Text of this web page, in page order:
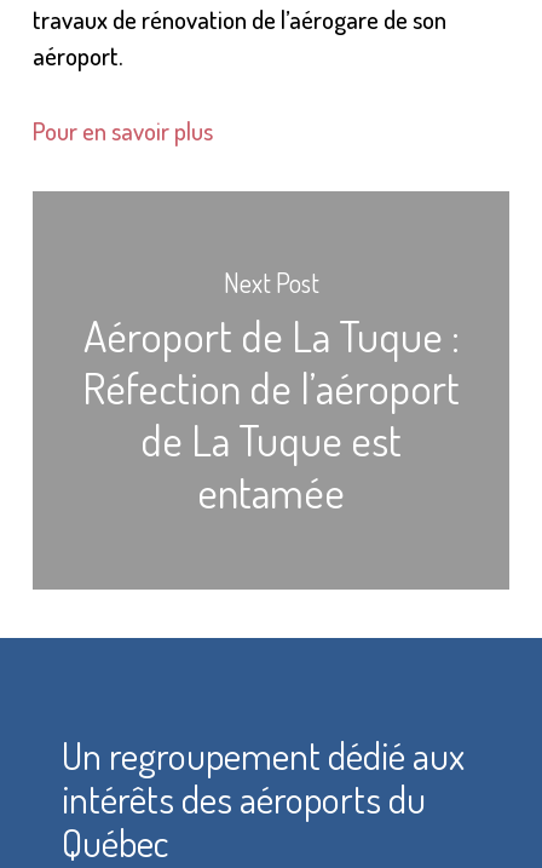
travaux de rénovation de l’aérogare de son
aéroport.
Pour en savoir plus
Next Post
Aéroport de La Tuque :
Réfection de l’aéroport
de La Tuque est
entamée
Un regroupement dédié aux
intérêts des aéroports du
Québec